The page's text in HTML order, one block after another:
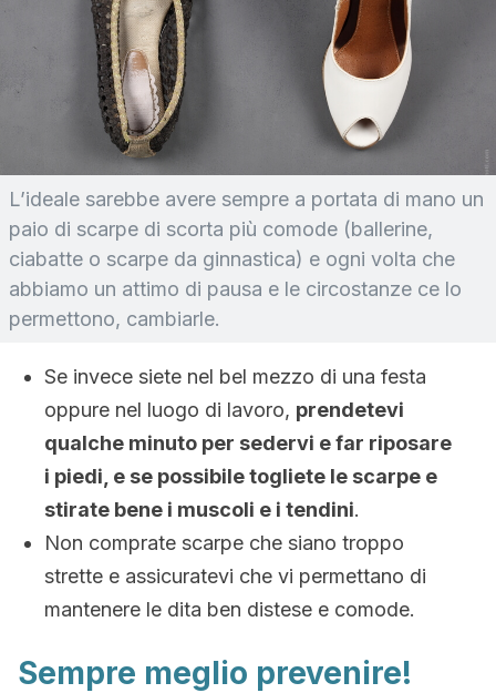
L’ideale sarebbe avere sempre a portata di mano un
paio di scarpe di scorta più comode (ballerine,
ciabatte o scarpe da ginnastica) e ogni volta che
abbiamo un attimo di pausa e le circostanze ce lo
permettono, cambiarle.
Se invece siete nel bel mezzo di una festa
oppure nel luogo di lavoro, prendetevi
qualche minuto per sedervi e far riposare
i piedi, e se possibile togliete le scarpe e
stirate bene i muscoli e i tendini.
Non comprate scarpe che siano troppo
strette e assicuratevi che vi permettano di
mantenere le dita ben distese e comode.
Sempre meglio prevenire!